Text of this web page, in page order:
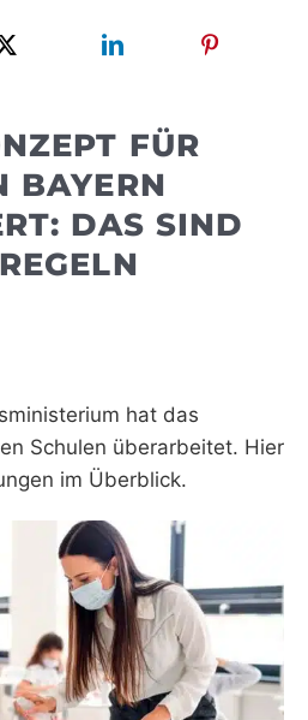
FÜR
BAYERN
DAS SIND
hat das
Schulen überarbeitet. Hier
im Überblick.